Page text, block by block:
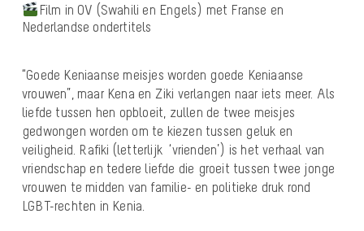
Film in OV (Swahili en Engels) met Franse en
Nederlandse ondertitels
“Goede Keniaanse meisjes worden goede Keniaanse
vrouwen”, maar Kena en Ziki verlangen naar iets meer. Als
liefde tussen hen opbloeit, zullen de twee meisjes
gedwongen worden om te kiezen tussen geluk en
veiligheid. Rafiki (letterlijk ‘vrienden’) is het verhaal van
vriendschap en tedere liefde die groeit tussen twee jonge
vrouwen te midden van familie- en politieke druk rond
LGBT-rechten in Kenia.